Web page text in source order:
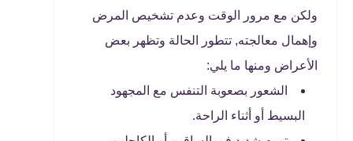
ولكن مع مرور الوقت وعدم تشخيص المرض
وإهمال معالجته, تتطور الحالة وتظهر بعض
الأعراض ومنها ما يلي:
الشعور بصعوبة التنفس مع المجهود
البسيط أو أثناء الراحة.